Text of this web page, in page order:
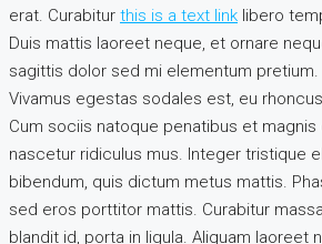
erat. Curabitur this is a text link libero
Duis mattis laoreet neque, et ornare
sagittis dolor sed mi elementum
Vivamus egestas sodales est, eu
Cum sociis natoque penatibus et
nascetur ridiculus mus. Integer tristique
bibendum, quis dictum metus mattis.
sed eros porttitor mattis. Curabitur
blandit id, porta in ligula. Aliquam laoreet